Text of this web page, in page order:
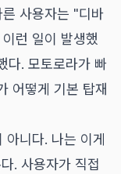
사용자는 "디바
런 일이 발생했
다. 모토로라가 빠
어떻게 기본 탑재
니다. 나는 이게
. 사용자가 직접